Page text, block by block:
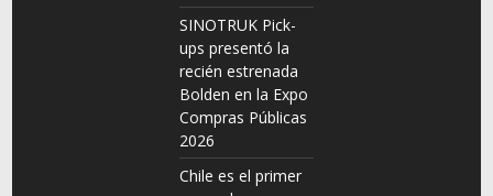
SINOTRUK Pick-
ups presentó la
recién estrenada
Bolden en la Expo
Compras Públicas
2026
Chile es el primer